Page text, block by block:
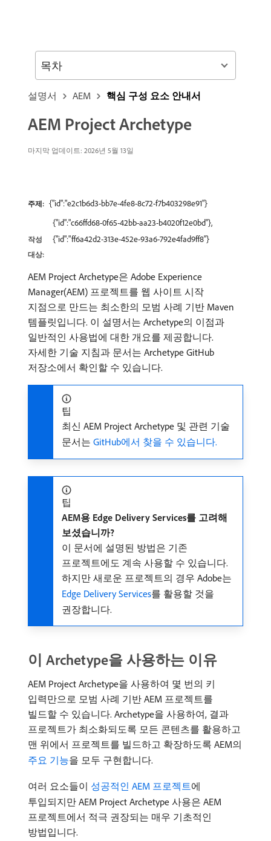
설명서 AEM 핵심 구성 요소 안내서
AEM Project Archetype
마지막 업데이트: 2026년 5월 13일
주제: {"id":"e2c1b6d3-bb7e-4fe8-8c72-f7b403298e91"}
작성
대상:
{"id":"c66ffd68-0f65-42bb-aa23-b4020f12e0bd"},
{"id":"ff6a42d2-313e-452e-93a6-792e4fad9ff8"}
AEM Project Archetype은 Adobe Experience
Manager(AEM) 프로젝트를 웹 사이트 시작
지점으로 만드는 최소한의 모범 사례 기반 Maven
템플릿입니다. 이 설명서는 Archetype의 이점과
일반적인 사용법에 대한 개요를 제공합니다.
자세한 기술 지침과 문서는 Archetype GitHub
저장소에서 확인할 수 있습니다.
팁
최신 AEM Project Archetype 및 관련 기술
문서는 GitHub에서 찾을 수 있습니다.
팁
AEM용 Edge Delivery Services를 고려해
보셨습니까?
이 문서에 설명된 방법은 기존
프로젝트에도 계속 사용할 수 있습니다.
하지만 새로운 프로젝트의 경우 Adobe는
Edge Delivery Services를 활용할 것을
권장합니다.
이 Archetype을 사용하는 이유
AEM Project Archetype을 사용하여 몇 번의 키
입력만으로 모범 사례 기반 AEM 프로젝트를
빌드할 수 있습니다. Archetype을 사용하여, 결과
프로젝트가 최소화되도록 모든 콘텐츠를 활용하고
맨 위에서 프로젝트를 빌드하고 확장하도록 AEM의
주요 기능을 모두 구현합니다.
여러 요소들이 성공적인 AEM 프로젝트에
투입되지만 AEM Project Archetype 사용은 AEM
프로젝트에서 적극 권장되는 매우 기초적인
방법입니다.
목차